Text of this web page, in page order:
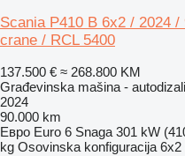
Scania P410 B 6x2 / 2024
crane / RCL 5400
137.500 € ≈ 268.800 KM
Građevinska mašina -
2024
90.000 km
Евро Euro 6 Snaga 301 kW
kg Osovinska konfiguracija 6x2